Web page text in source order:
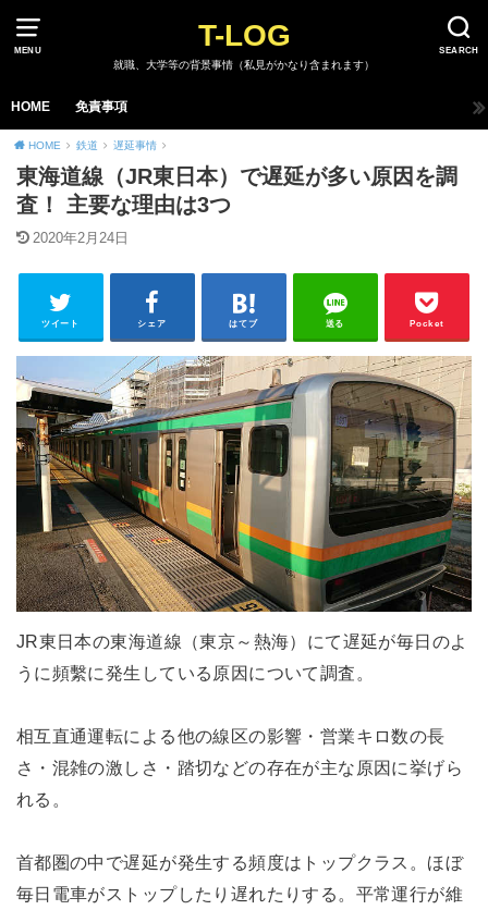
MENU SEARCH
T-LOG
就職、大学等の背景事情（私見がかなり含まれます）
HOME 免責事項
HOME 鉄道 遅延事情
東海道線（JR東日本）で遅延が多い原因を調
査！ 主要な理由は3つ
2020年2月24日
ツイート シェア はてブ 送る Pocket
JR東日本の東海道線（東京～熱海）にて遅延が毎日のよ
うに頻繫に発生している原因について調査。
相互直通運転による他の線区の影響・営業キロ数の長
さ・混雑の激しさ・踏切などの存在が主な原因に挙げら
れる。
首都圏の中で遅延が発生する頻度はトップクラス。ほぼ
毎日電車がストップしたり遅れたりする。平常運行が維